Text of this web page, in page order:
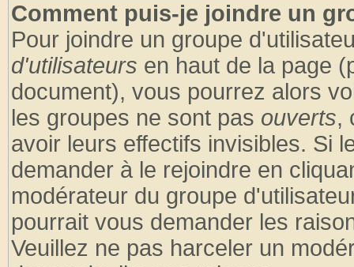
Comment puis-je joindre un
Pour joindre un groupe
d'utilisateurs en haut de la page
document), vous pourrez alors
les groupes ne sont pas ouverts,
avoir leurs effectifs invisibles. Si
demander à le rejoindre en
modérateur du groupe
pourrait vous demander les
Veuillez ne pas harceler un